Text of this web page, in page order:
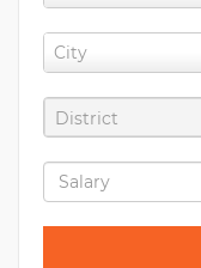
City
District